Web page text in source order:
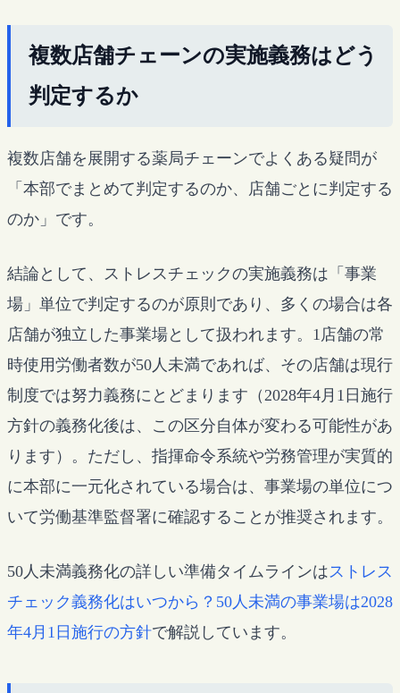
複数店舗チェーンの実施義務はどう
判定するか
複数店舗を展開する薬局チェーンでよくある疑問が
「本部でまとめて判定するのか、店舗ごとに判定する
のか」です。
結論として、ストレスチェックの実施義務は「事業
場」単位で判定するのが原則であり、多くの場合は各
店舗が独立した事業場として扱われます。1店舗の常
時使用労働者数が50人未満であれば、その店舗は現行
制度では努力義務にとどまります（2028年4月1日施行
方針の義務化後は、この区分自体が変わる可能性があ
ります）。ただし、指揮命令系統や労務管理が実質的
に本部に一元化されている場合は、事業場の単位につ
いて労働基準監督署に確認することが推奨されます。
50人未満義務化の詳しい準備タイムラインは ストレス
チェック義務化はいつから？50人未満の事業場は2028
年4月1日施行の方針で解説しています。